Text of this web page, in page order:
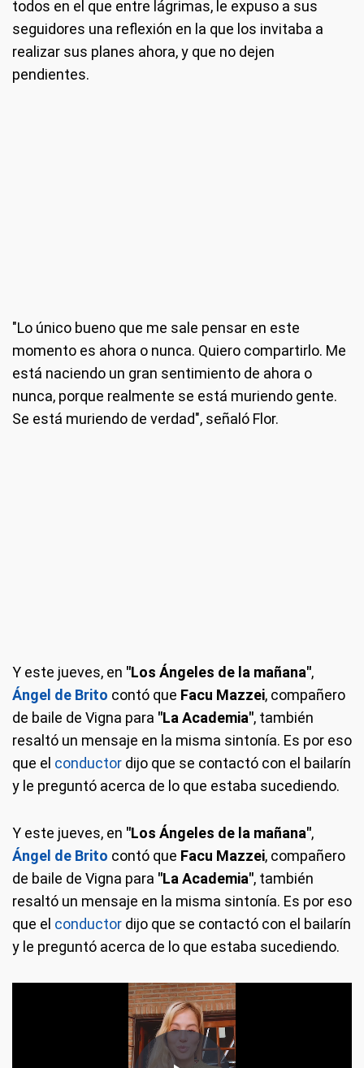
todos en el que entre lágrimas, le expuso a sus
seguidores una reflexión en la que los invitaba a
realizar sus planes ahora, y que no dejen
pendientes.
"Lo único bueno que me sale pensar en este
momento es ahora o nunca. Quiero compartirlo. Me
está naciendo un gran sentimiento de ahora o
nunca, porque realmente se está muriendo gente.
Se está muriendo de verdad", señaló Flor.
Y este jueves, en "Los Ángeles de la mañana",
Ángel de Brito contó que Facu Mazzei, compañero
de baile de Vigna para "La Academia", también
resaltó un mensaje en la misma sintonía. Es por eso
que el conductor dijo que se contactó con el bailarín
y le preguntó acerca de lo que estaba sucediendo.
Y este jueves, en "Los Ángeles de la mañana",
Ángel de Brito contó que Facu Mazzei, compañero
de baile de Vigna para "La Academia", también
resaltó un mensaje en la misma sintonía. Es por eso
que el conductor dijo que se contactó con el bailarín
y le preguntó acerca de lo que estaba sucediendo.